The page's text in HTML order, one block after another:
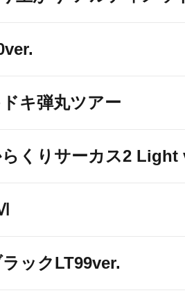
ＰＸ牛久店のWi-Fiで
無料で読み放題！！
キ弾丸ツアー
くりサーカス2 Light
ックLT99ver.